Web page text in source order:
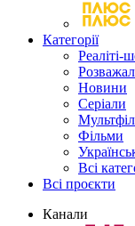
Категорії
Реаліті-
Новини
Серіали
Фільми
Всі
Всі проєкти
Канали